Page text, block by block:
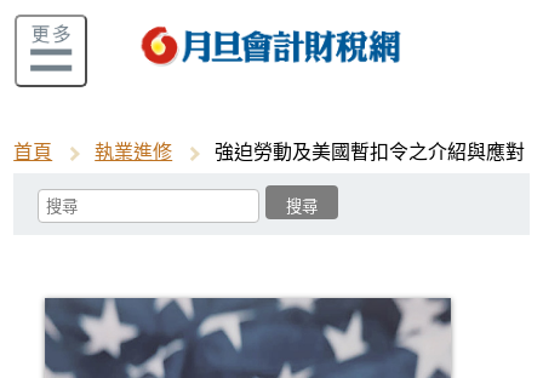
首頁 執業進修 強迫勞動及美國暫扣令之介紹與應對